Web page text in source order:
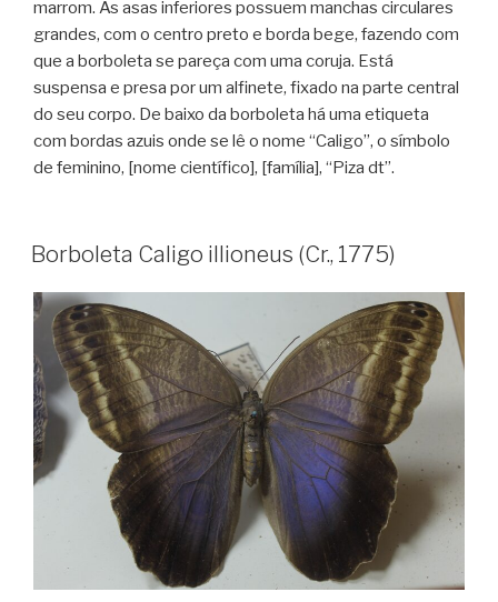
marrom. As asas inferiores possuem manchas circulares
grandes, com o centro preto e borda bege, fazendo com
que a borboleta se pareça com uma coruja. Está
suspensa e presa por um alfinete, fixado na parte central
do seu corpo. De baixo da borboleta há uma etiqueta
com bordas azuis onde se lê o nome “Caligo”, o símbolo
de feminino, [nome científico], [família], “Piza dt”.
Borboleta Caligo illioneus (Cr., 1775)